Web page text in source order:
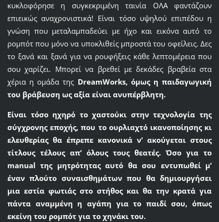
κυκλοφόρησε η συγκεκριμένη ταινία ΟΛΑ φαντάζουν
επιεικώς αναχρονιστικά! Είναι τόσο υψηλού επιπέδου η
γνώση που μεταλαμπαδεύει με ήχο και εικόνα αυτό το
ρομπότ που μόνο να υποκλιθείς μπροστά του οφείλεις. Δες
το ξανά και ξανά για να ρουφήξεις κάθε λεπτομέρεια που
σου χαρίζει. Μπορεί να βρεθεί με δεκάδες βραβεία στα
χέρια η ομάδα της DreamWorks, όμως η παιδαγωγική
του βράβευση ως αξία είναι ανυπέρβλητη.
Είναι τόσο ηχηρό το χαστούκι στην τεχνολογία της
σύγχρονης εποχής, που το ουρλιαχτό ικανοποίησης κι
ελευθερίας θα έπρεπε κανονικά ν’ ακούγεται στους
τίτλους τέλους απ’ όλους τους θεατές. Όσο για το
manual της μητρότητας αυτό θα σου εντυπωθεί μ’
έναν πλούτο συναισθημάτων που θα δημιουργήσει
μια εστία φωτιάς στο στήθος και θα την κρατά για
πάντα αναμμένη η αγάπη για το παιδί σου, όπως
εκείνη του ρομπότ για το χηνάκι του.